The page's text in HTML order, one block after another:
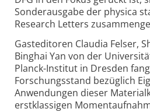
Sonderausgabe der physica
Research Letters
Gasteditoren Claudia Felser,
Binghai Yan von der
Planck-Institut in Dresden
Forschungsstand bezüglich
Anwendungen dieser
erstklassigen